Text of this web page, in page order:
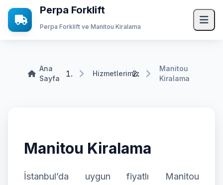
Perpa Forklift
Perpa Forklift ve Manitou Kiralama
Hizmetlerimiz
Transpalet Kiralama
Mini Yükleyici Bobcat Kiralama
Ana
Sayfa
Hizmetlerimiz
Manitou
Kiralama
Manitou Kiralama
İstanbul’da uygun fiyatlı Manitou